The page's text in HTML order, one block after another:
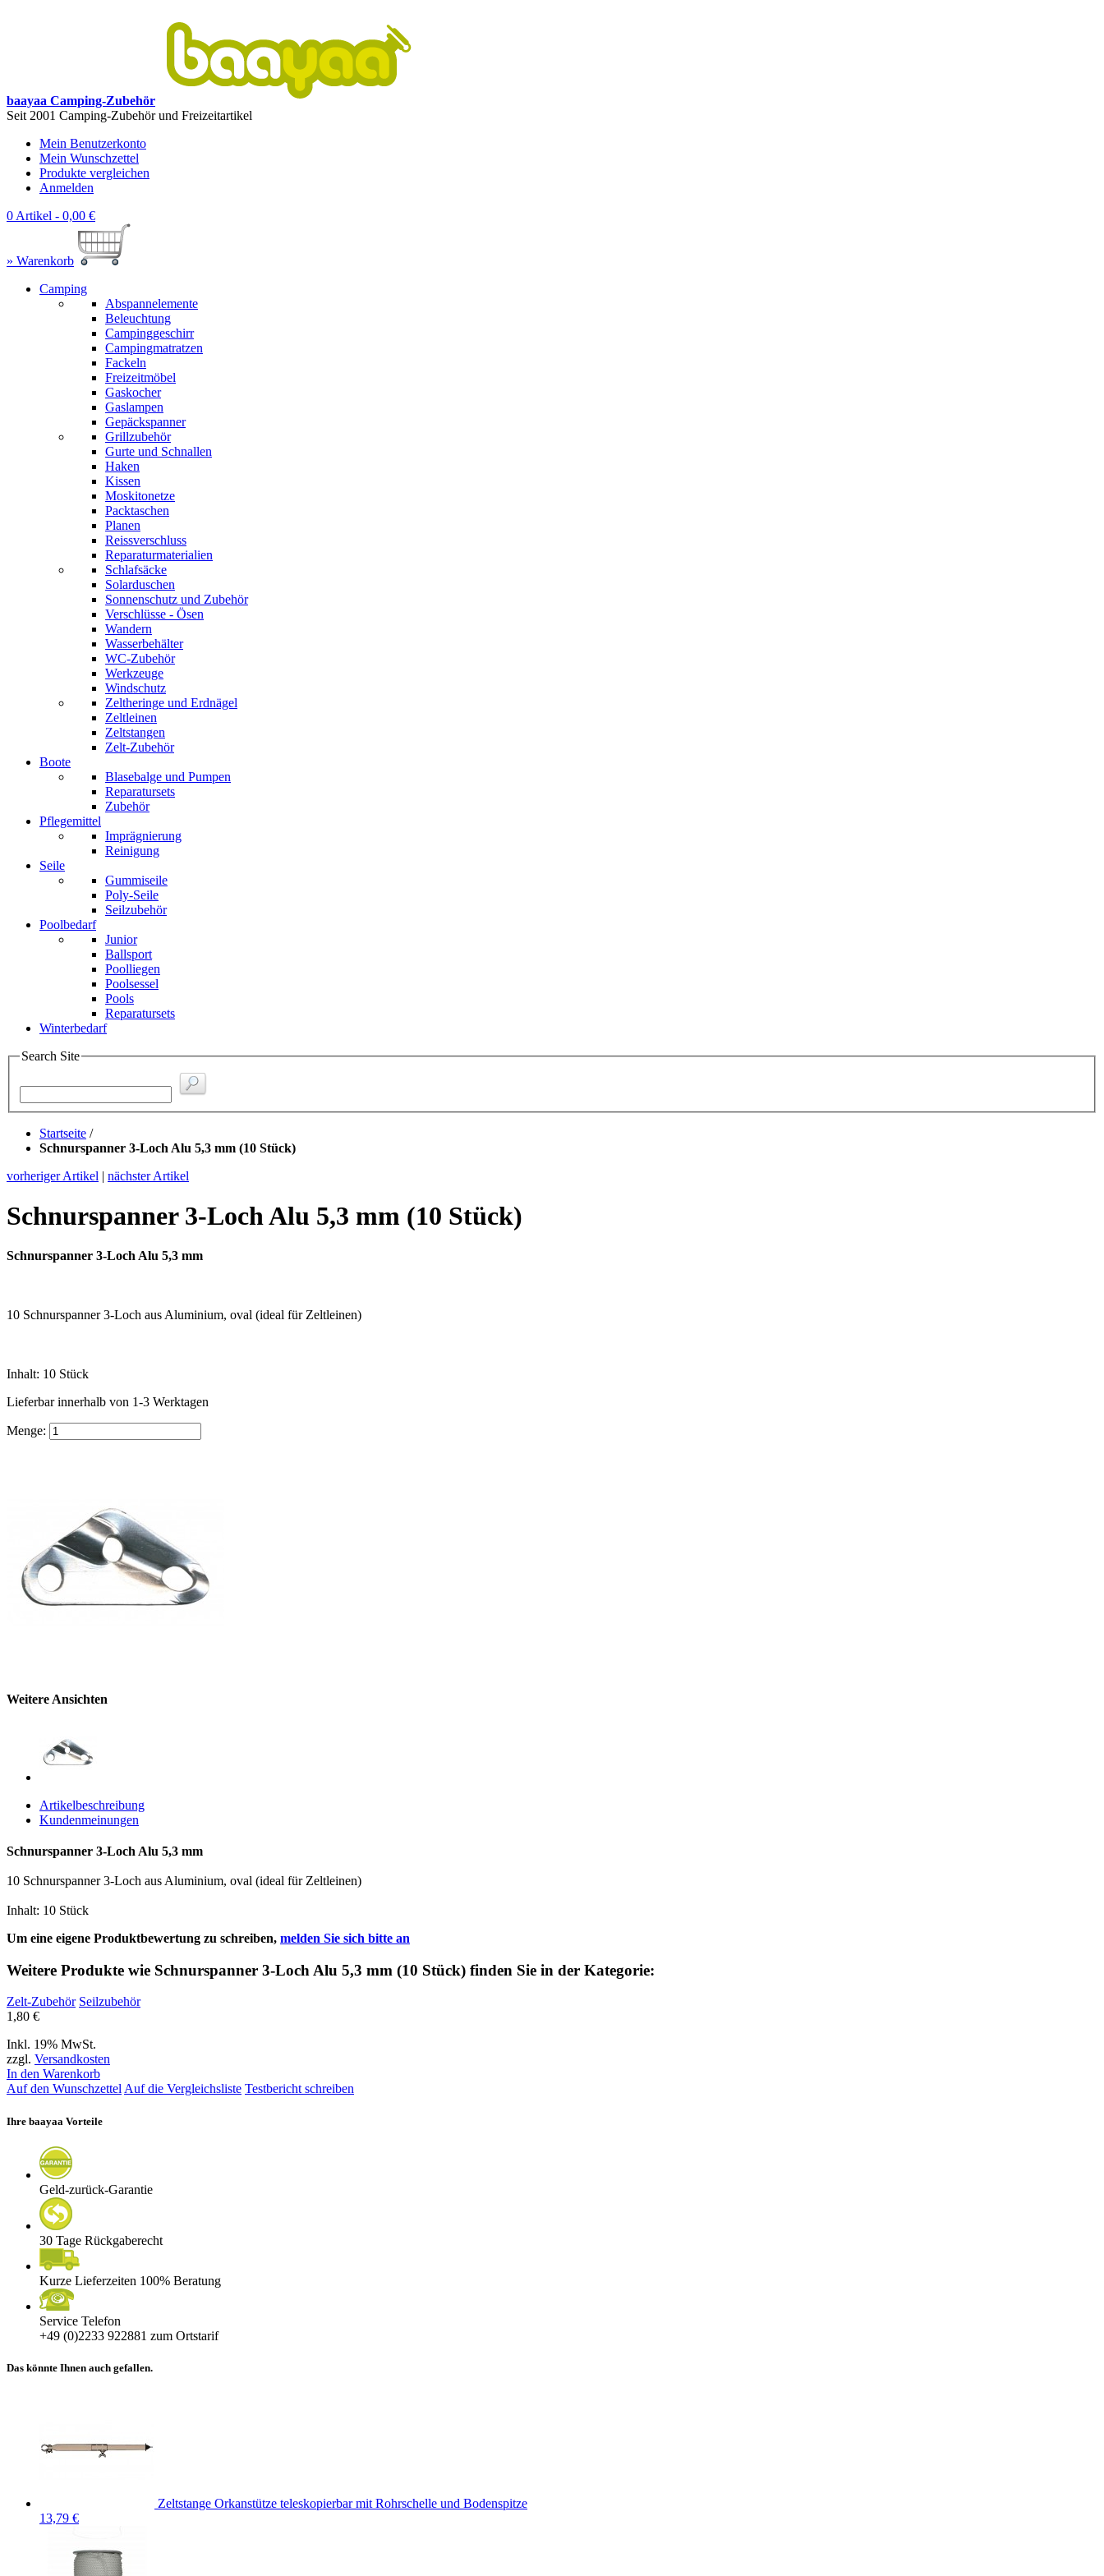
baayaa Camping-Zubehör
Seit 2001 Camping-Zubehör und Freizeitartikel
Mein Benutzerkonto
Mein Wunschzettel
Produkte vergleichen
Anmelden
0 Artikel - 0,00 €
» Warenkorb
Camping
Abspannelemente
Beleuchtung
Campinggeschirr
Campingmatratzen
Fackeln
Freizeitmöbel
Gaskocher
Gaslampen
Gepäckspanner
Grillzubehör
Gurte und Schnallen
Haken
Kissen
Moskitonetze
Packtaschen
Planen
Reissverschluss
Reparaturmaterialien
Schlafsäcke
Solarduschen
Sonnenschutz und Zubehör
Verschlüsse - Ösen
Wandern
Wasserbehälter
WC-Zubehör
Werkzeuge
Windschutz
Zeltheringe und Erdnägel
Zeltleinen
Zeltstangen
Zelt-Zubehör
Boote
Blasebalge und Pumpen
Reparatursets
Zubehör
Pflegemittel
Imprägnierung
Reinigung
Seile
Gummiseile
Poly-Seile
Seilzubehör
Poolbedarf
Junior
Ballsport
Poolliegen
Poolsessel
Pools
Reparatursets
Winterbedarf
Search Site
Startseite /
Schnurspanner 3-Loch Alu 5,3 mm (10 Stück)
vorheriger Artikel | nächster Artikel
Schnurspanner 3-Loch Alu 5,3 mm (10 Stück)
Schnurspanner 3-Loch Alu 5,3 mm
10 Schnurspanner 3-Loch aus Aluminium, oval (ideal für Zeltleinen)
Inhalt: 10 Stück
Lieferbarinnerhalb von 1-3 Werktagen
Menge:
Weitere Ansichten
Artikelbeschreibung
Kundenmeinungen
Schnurspanner 3-Loch Alu 5,3 mm
10 Schnurspanner 3-Loch aus Aluminium, oval (ideal für Zeltleinen)
Inhalt: 10 Stück
Um eine eigene Produktbewertung zu schreiben, melden Sie sich bitte an
Weitere Produkte wie Schnurspanner 3-Loch Alu 5,3 mm (10 Stück) finden Sie in der Kategorie:
Zelt-Zubehör Seilzubehör
1,80 €
Inkl. 19% MwSt.
zzgl. Versandkosten
In den Warenkorb
Auf den Wunschzettel Auf die Vergleichsliste Testbericht schreiben
Ihre baayaa Vorteile
Geld-zurück-Garantie
30 Tage Rückgaberecht
Kurze Lieferzeiten 100% Beratung
Service Telefon
+49 (0)2233 922881 zum Ortstarif
Das könnte Ihnen auch gefallen.
Zeltstange Orkanstütze teleskopierbar mit Rohrschelle und Bodenspitze
13,79 €